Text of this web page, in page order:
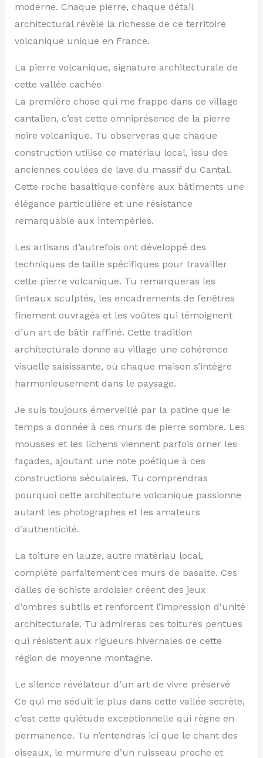
moderne. Chaque pierre, chaque détail
architectural révèle la richesse de ce territoire
volcanique unique en France.
La pierre volcanique, signature architecturale de
cette vallée cachée
La première chose qui me frappe dans ce village
cantalien, c’est cette omniprésence de la pierre
noire volcanique. Tu observeras que chaque
construction utilise ce matériau local, issu des
anciennes coulées de lave du massif du Cantal.
Cette roche basaltique confère aux bâtiments une
élégance particulière et une résistance
remarquable aux intempéries.
Les artisans d’autrefois ont développé des
techniques de taille spécifiques pour travailler
cette pierre volcanique. Tu remarqueras les
linteaux sculptés, les encadrements de fenêtres
finement ouvragés et les voûtes qui témoignent
d’un art de bâtir raffiné. Cette tradition
architecturale donne au village une cohérence
visuelle saisissante, où chaque maison s’intègre
harmonieusement dans le paysage.
Je suis toujours émerveillé par la patine que le
temps a donnée à ces murs de pierre sombre. Les
mousses et les lichens viennent parfois orner les
façades, ajoutant une note poétique à ces
constructions séculaires. Tu comprendras
pourquoi cette architecture volcanique passionne
autant les photographes et les amateurs
d’authenticité.
La toiture en lauze, autre matériau local,
complète parfaitement ces murs de basalte. Ces
dalles de schiste ardoisier créent des jeux
d’ombres subtils et renforcent l’impression d’unité
architecturale. Tu admireras ces toitures pentues
qui résistent aux rigueurs hivernales de cette
région de moyenne montagne.
Le silence révélateur d’un art de vivre préservé
Ce qui me séduit le plus dans cette vallée secrète,
c’est cette quiétude exceptionnelle qui règne en
permanence. Tu n’entendras ici que le chant des
oiseaux, le murmure d’un ruisseau proche et